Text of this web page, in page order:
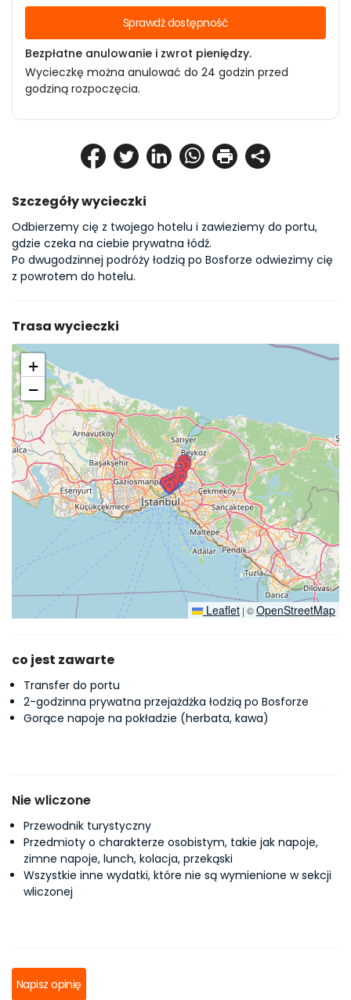
Szczegóły wycieczki
Odbierzemy cię z twojego hotelu i zawieziemy do portu,
gdzie czeka na ciebie prywatna łódź.
Po dwugodzinnej podróży łodzią po Bosforze odwiezimy cię
z powrotem do hotelu.
Trasa wycieczki
+
−
Leaflet | ©OpenStreetMap
co jest zawarte
Transfer do portu
2-godzinna prywatna przejażdżka łodzią po Bosforze
Gorące napoje na pokładzie (herbata, kawa)
Nie wliczone
Przewodnik turystyczny
Przedmioty o charakterze osobistym, takie jak napoje,
zimne napoje, lunch, kolacja, przekąski
Wszystkie inne wydatki, które nie są wymienione w sekcji
wliczonej
Napisz opinię
Sprawdź dostępność
Bezpłatne anulowanie i zwrot pieniędzy.
Wycieczkę można anulować do 24 godzin przed
godziną rozpoczęcia.